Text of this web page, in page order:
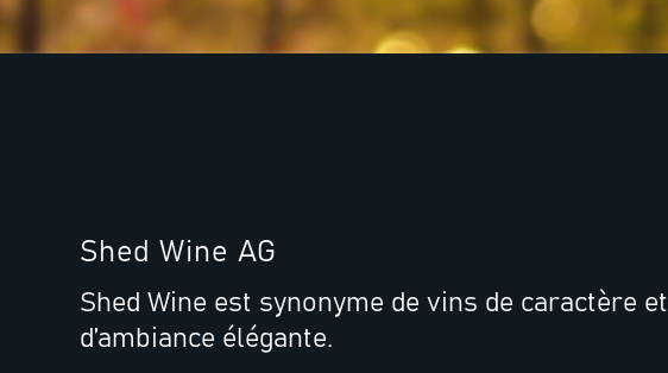
Shed Wine AG
Shed Wine est synonyme de vins de caractère et
d’ambiance élégante.